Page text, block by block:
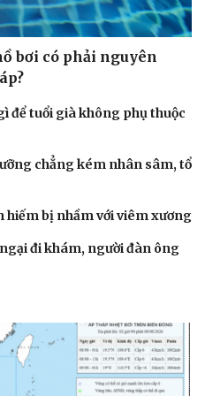
bơi có phải nguyên
để tuổi già không phụ thuộc
chẳng kém nhân sâm, tổ
hiếm bị nhầm với viêm xương
đi khám, người đàn ông